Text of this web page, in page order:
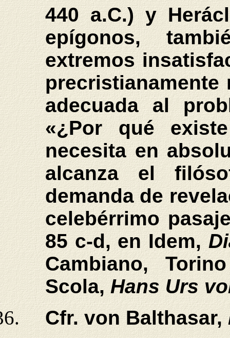
440 a.C.) y
epígonos,
extremos
precristianamente
adecuada al
«¿Por qué
necesita en
alcanza el
demanda de
celebérrimo
85 c-d, en Idem,
Cambiano,
Scola, Hans Urs
Cfr.von Balthasar,